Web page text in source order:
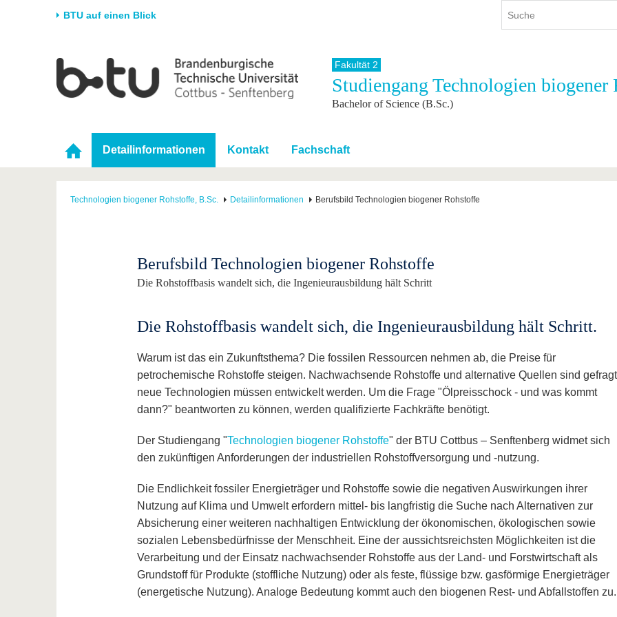
BTU auf einen Blick
Universität
Karriere & Engagement
Partnerschaften &
Strukturwandel
Forschung
Förderung
Wissenschaftlicher
Nachwuchs
Studium
Studienangebot
Im Studium
Nach dem Studium
International
Internationales Profil
Für internationale
Studierende
Kontakt
Weiterbildung
Fakultät 2
Studiengang Technologien biogener
Bachelor of Science (B.Sc.)
Detailinformationen Kontakt Fachschaft
Technologien biogener Rohstoffe, B.Sc. Detailinformationen Berufsbild Technologien biogener Rohstoffe
Berufsbild Technologien biogener Rohstoffe
Die Rohstoffbasis wandelt sich, die Ingenieurausbildung hält Schritt
Die Rohstoffbasis wandelt sich, die Ingenieurausbildung hält Schritt.
Warum ist das ein Zukunftsthema? Die fossilen Ressourcen nehmen ab, die Preise für
petrochemische Rohstoffe steigen. Nachwachsende Rohstoffe und alternative Quellen sind
neue Technologien müssen entwickelt werden. Um die Frage "Ölpreisschock - und was kommt
dann?" beantworten zu können, werden qualifizierte Fachkräfte benötigt.
Der Studiengang "Technologien biogener Rohstoffe" der BTU Cottbus – Senftenberg widmet sich
den zukünftigen Anforderungen der industriellen Rohstoffversorgung und -nutzung.
Die Endlichkeit fossiler Energieträger und Rohstoffe sowie die negativen Auswirkungen ihrer
Nutzung auf Klima und Umwelt erfordern mittel- bis langfristig die Suche nach Alternativen zur
Absicherung einer weiteren nachhaltigen Entwicklung der ökonomischen, ökologischen sowie
sozialen Lebensbedürfnisse der Menschheit. Eine der aussichtsreichsten Möglichkeiten ist die
Verarbeitung und der Einsatz nachwachsender Rohstoffe aus der Land- und Forstwirtschaft als
Grundstoff für Produkte (stoffliche Nutzung) oder als feste, flüssige bzw. gasförmige Energieträger
(energetische Nutzung). Analoge Bedeutung kommt auch den biogenen Rest- und Abfallstoffen zu.